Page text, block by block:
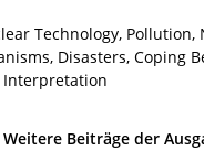
Technology, Pollution,
Disasters, Coping
Interpretation
Weitere Beiträge der